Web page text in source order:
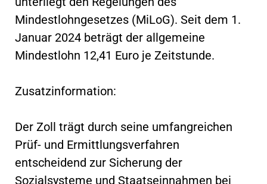
Mindestlohngesetzes (MiLoG). Seit dem 1.
Januar 2024 beträgt der allgemeine
Mindestlohn 12,41 Euro je Zeitstunde.
Zusatzinformation:
Der Zoll trägt durch seine umfangreichen
Prüf- und Ermittlungsverfahren
entscheidend zur Sicherung der
Sozialsysteme und Staatseinnahmen bei